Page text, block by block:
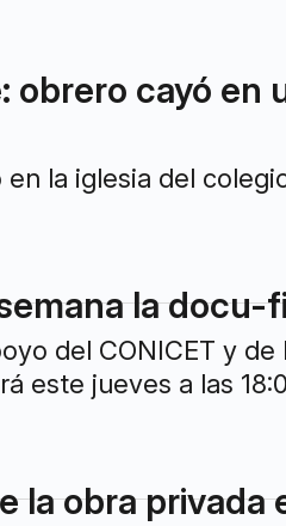
obrero cayó
la iglesia del
la docu-
del CONICET y
este jueves a las
la obra